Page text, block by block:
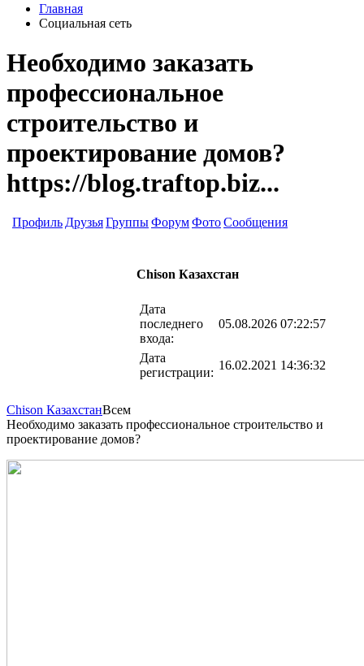
Главная
Социальная сеть
Необходимо заказать
профессиональное
строительство и
проектирование домов?
https://blog.traftop.biz...
ПрофильДрузьяГруппыФорумФотоСообщения
Chison Казахстан
Дата
последнего
входа:
05.08.2026 07:22:57
Дата
регистрации:
16.02.2021 14:36:32
Chison КазахстанВсем
Необходимо заказать профессиональное строительство и
проектирование домов?